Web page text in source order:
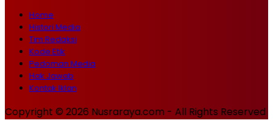
Home
Histori Media
Tim Redaksi
Kode Etik
Pedoman Media
Hak Jawab
Kontak Iklan
Copyright © 2026 Nusraraya.com - All Rights Reserved